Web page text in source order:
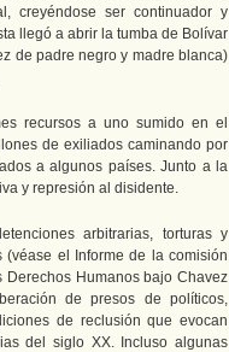
creyéndose ser continuador y
llegó a abrir la tumba de Bolívar
de padre negro y madre blanca)
recursos a uno sumido en el
de exiliados caminando por
a algunos países. Junto a la
y represión al disidente.
arbitrarias, torturas y
el Informe de la comisión
Humanos bajo Chavez
de presos de políticos,
de reclusión que evocan
del siglo XX. Incluso algunas